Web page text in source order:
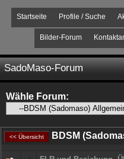
Profile / Suche
Startseite
Bilder-Forum
SadoMaso-Forum
Wähle Forum:
<< Übersicht BDSM